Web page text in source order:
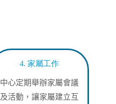
4. 家屬工作
中心定期舉辦家屬會議
及活動，讓家屬建立互